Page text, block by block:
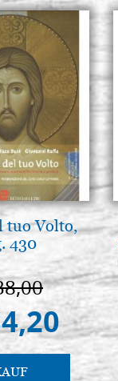
tuo Volto,
430